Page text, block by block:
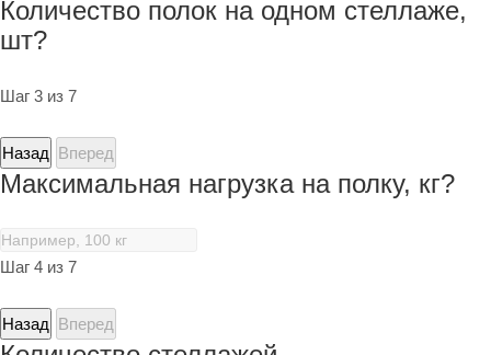
Количество полок на одном стеллаже,
шт?
Шаг 3 из 7
Назад Вперед
Максимальная нагрузка на полку, кг?
Шаг 4 из 7
Назад Вперед